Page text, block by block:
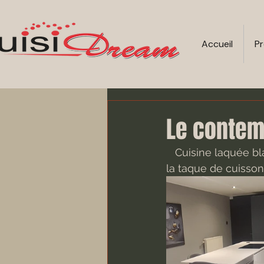
Accueil
Le
la taque de